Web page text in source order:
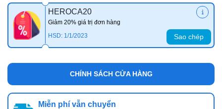
HEROCA20
Giảm 20% giá trị đơn hàng
HSD: 1/1/2023
Sao chép
CHÍNH SÁCH CỬA HÀNG
Miễn phí vẫn chuyển